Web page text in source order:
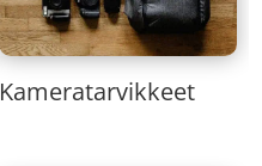
Kameratarvikkeet